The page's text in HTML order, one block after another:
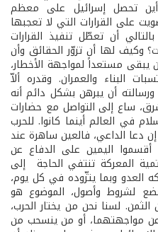
تحصل إسرائيل على معظم
على القرارات التي لا تعجبها
أن تعطّل تنفيذ القرارات
وكيف لها أن تزوّر الحقائق وأن
يبقى مستعداً لمواجهة الأخطار،
البناء والعمران. وقدره ألاّ
أن يبرهن بشكل دائم أنه
ساع إلى التواصل مع حضارات
في العالم أينما كانوا. للحرب
دعا الداعي، فالعين ساهرة عند
أقسموا اليمين على الدفاع عن
المعركة تنتفي الحاجة إلى
العدو وبما يتزّوده في كل يوم،
لشروط وأصول، الموضوع هو
الثمن. لسنا نحن من يختار الحرب،
مواجهتهما، أو من ينسحب من